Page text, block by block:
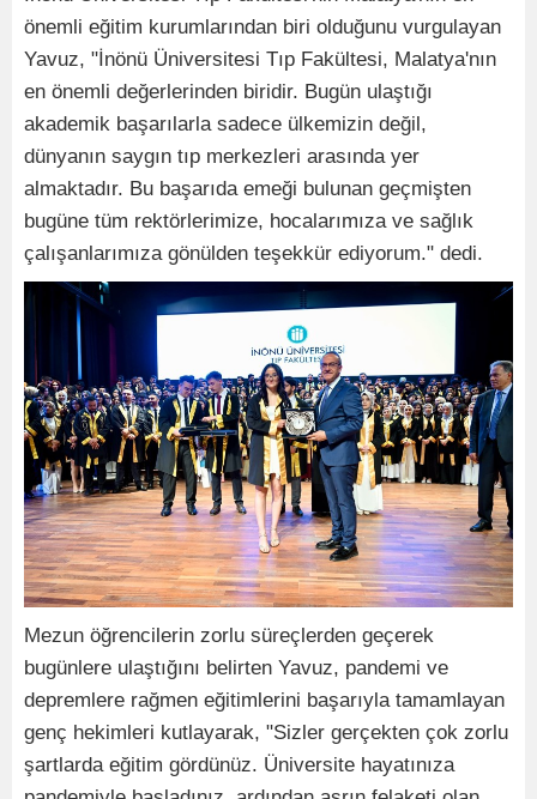
önemli eğitim kurumlarından biri olduğunu vurgulayan
Yavuz, "İnönü Üniversitesi Tıp Fakültesi, Malatya'nın
en önemli değerlerinden biridir. Bugün ulaştığı
akademik başarılarla sadece ülkemizin değil,
dünyanın saygın tıp merkezleri arasında yer
almaktadır. Bu başarıda emeği bulunan geçmişten
bugüne tüm rektörlerimize, hocalarımıza ve sağlık
çalışanlarımıza gönülden teşekkür ediyorum." dedi.
Mezun öğrencilerin zorlu süreçlerden geçerek
bugünlere ulaştığını belirten Yavuz, pandemi ve
depremlere rağmen eğitimlerini başarıyla tamamlayan
genç hekimleri kutlayarak, "Sizler gerçekten çok zorlu
şartlarda eğitim gördünüz. Üniversite hayatınıza